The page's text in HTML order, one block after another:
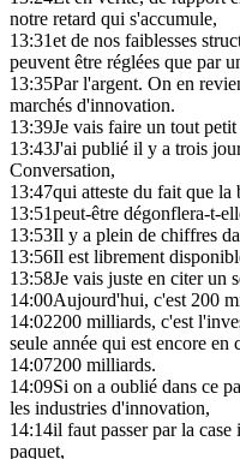
notre retard qui s'accumule,
13:31et de nos faiblesses
peuvent être réglées que par
13:35Par l'argent. On en
marchés d'innovation.
13:39Je vais faire un tout
13:43J'ai publié il y a trois
Conversation,
13:47qui atteste du fait que la
13:51peut-être dégonflera-t-
13:53Il y a plein de chiffres
13:56Il est librement
13:58Je vais juste en citer un
14:00Aujourd'hui, c'est 200
14:02200 milliards, c'est
seule année qui est encore en
14:07200 milliards.
14:09Si on a oublié dans ce
les industries d'innovation,
14:14il faut passer par la
paquet,